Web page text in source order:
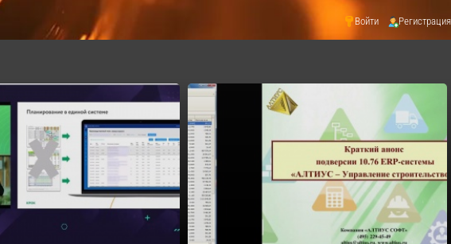
Войти Регистрация